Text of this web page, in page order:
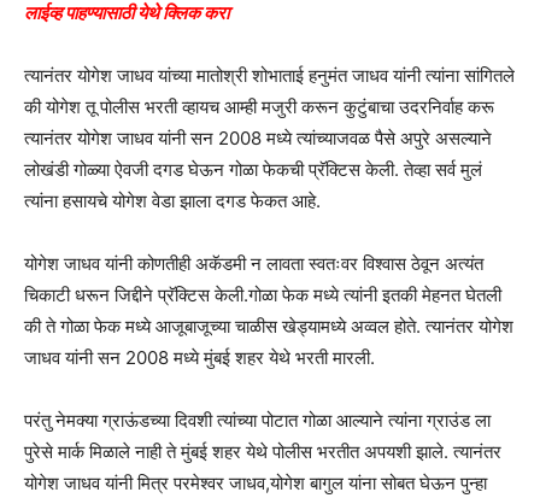
लाईव्ह पाहण्यासाठी येथे क्लिक करा
त्यानंतर योगेश जाधव यांच्या मातोश्री शोभाताई हनुमंत जाधव यांनी त्यांना सांगितले
की योगेश तू पोलीस भरती व्हायच आम्ही मजुरी करून कुटुंबाचा उदरनिर्वाह करू
त्यानंतर योगेश जाधव यांनी सन 2008 मध्ये त्यांच्याजवळ पैसे अपुरे असल्याने
लोखंडी गोळ्या ऐवजी दगड घेऊन गोळा फेकची प्रॅक्टिस केली. तेव्हा सर्व मुलं
त्यांना हसायचे योगेश वेडा झाला दगड फेकत आहे.
योगेश जाधव यांनी कोणतीही अकॅडमी न लावता स्वतःवर विश्वास ठेवून अत्यंत
चिकाटी धरून जिद्दीने प्रॅक्टिस केली.गोळा फेक मध्ये त्यांनी इतकी मेहनत घेतली
की ते गोळा फेक मध्ये आजूबाजूच्या चाळीस खेड्यामध्ये अव्वल होते. त्यानंतर योगेश
जाधव यांनी सन 2008 मध्ये मुंबई शहर येथे भरती मारली.
परंतु नेमक्या ग्राऊंडच्या दिवशी त्यांच्या पोटात गोळा आल्याने त्यांना ग्राउंड ला
पुरेसे मार्क मिळाले नाही ते मुंबई शहर येथे पोलीस भरतीत अपयशी झाले. त्यानंतर
योगेश जाधव यांनी मित्र परमेश्वर जाधव,योगेश बागुल यांना सोबत घेऊन पुन्हा